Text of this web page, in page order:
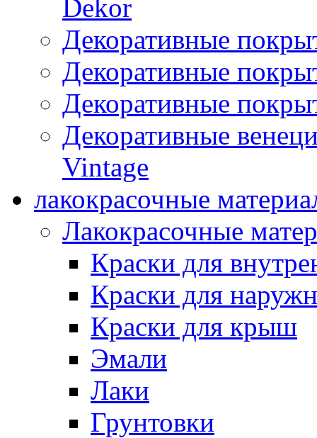
Dekor
Декоративные
Декоративные
Декоративные
Декоративные
Vintage
лакокрасочные
Лакокрасочные
Краски для
Краски для
Краски для крыш
Эмали
Лаки
Грунтовки